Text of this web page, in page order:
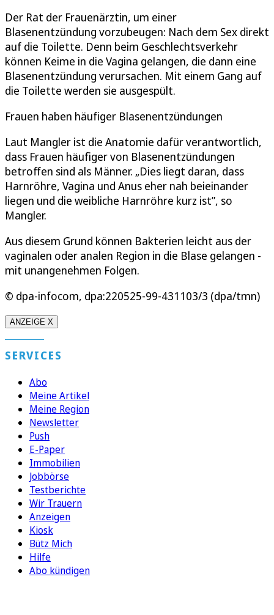
Der Rat der Frauenärztin, um einer
Blasenentzündung vorzubeugen: Nach dem Sex direkt
auf die Toilette. Denn beim Geschlechtsverkehr
können Keime in die Vagina gelangen, die dann eine
Blasenentzündung verursachen. Mit einem Gang auf
die Toilette werden sie ausgespült.
Frauen haben häufiger Blasenentzündungen
Laut Mangler ist die Anatomie dafür verantwortlich,
dass Frauen häufiger von Blasenentzündungen
betroffen sind als Männer. „Dies liegt daran, dass
Harnröhre, Vagina und Anus eher nah beieinander
liegen und die weibliche Harnröhre kurz ist”, so
Mangler.
Aus diesem Grund können Bakterien leicht aus der
vaginalen oder analen Region in die Blase gelangen -
mit unangenehmen Folgen.
© dpa-infocom, dpa:220525-99-431103/3 (dpa/tmn)
ANZEIGE X
SERVICES
Abo
Meine Artikel
Meine Region
Newsletter
Push
E-Paper
Immobilien
Jobbörse
Testberichte
Wir Trauern
Anzeigen
Kiosk
Bütz Mich
Hilfe
Abo kündigen